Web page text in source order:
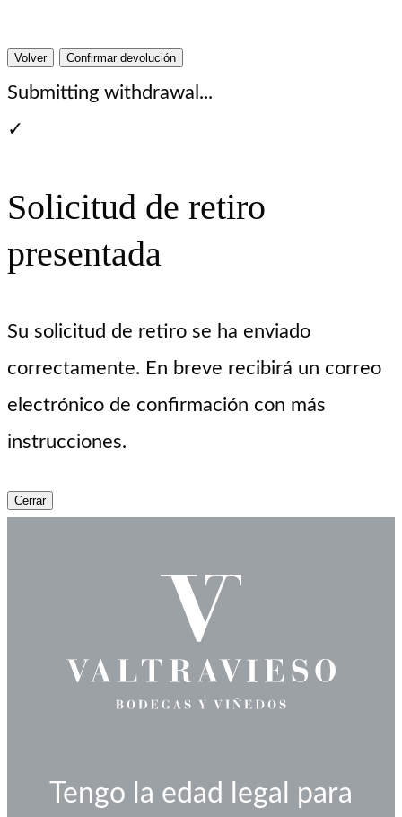
Volver Confirmar devolución
Submitting withdrawal...
✓
Solicitud de retiro
presentada
Su solicitud de retiro se ha enviado
correctamente. En breve recibirá un correo
electrónico de confirmación con más
instrucciones.
Cerrar
Tengo la edad legal para